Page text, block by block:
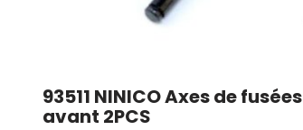
93511 NINICO Axes de fusées
avant 2PCS